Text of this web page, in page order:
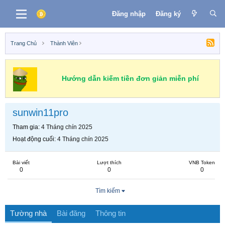
Đăng nhập Đăng ký
Trang Chủ Thành Viên
Hướng dẫn kiếm tiền đơn giản miễn phí
sunwin11pro
Tham gia 4 Tháng chín 2025
Hoạt động cuối 4 Tháng chín 2025
Bài viết
0
Lượt thích
0
VNB Token
0
Tìm kiếm
Tường nhà Bài đăng Thông tin